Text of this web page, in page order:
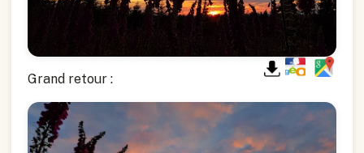
Grand retour :